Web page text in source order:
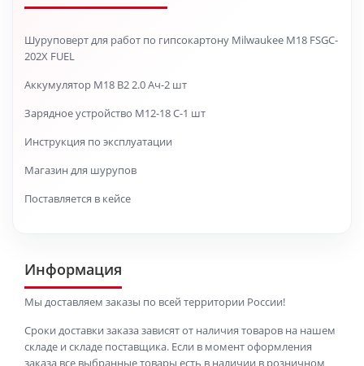
Шуруповерт для работ по гипсокартону Milwaukee M18 FSGC-
202X FUEL
Аккумулятор M18 B2 2.0 Ач-2 шт
Зарядное устройство M12-18 C-1 шт
Инструкция по эксплуатации
Магазин для шурупов
Поставляется в кейсе
Информация
Мы доставляем заказы по всей территории России!
Сроки доставки заказа зависят от наличия товаров на нашем
складе и складе поставщика. Если в момент оформления
заказа все выбранные товары есть в наличии в розничном